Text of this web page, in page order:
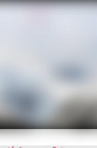
- Illustrations,